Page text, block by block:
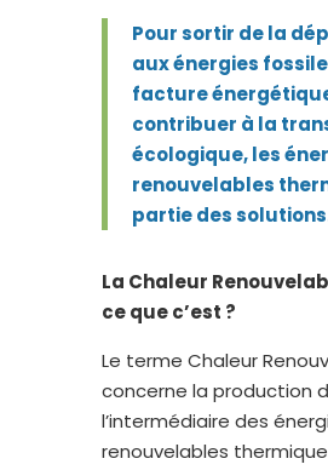
Pour sortir de la
aux énergies
facture
contribuer à la
écologique, les
renouvelables
partie des
La Chaleur
ce que c’est ?
Le terme Chaleur
concerne la production
l’intermédiaire des
renouvelables